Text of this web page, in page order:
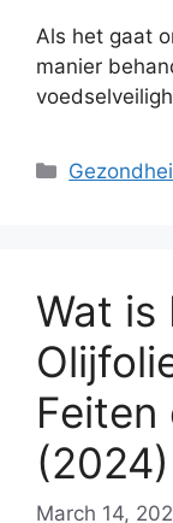
Als het gaat
manier
Categories
Wat is
Feiten
(2024)
March 14,